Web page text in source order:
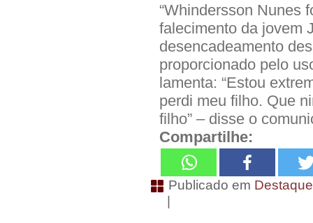
“Whindersson Nunes
falecimento da jovem
desencadeamento
proporcionado pelo
lamenta: “Estou
perdi meu filho. Que
filho” – disse o
Compartilhe:
Publicado em
|